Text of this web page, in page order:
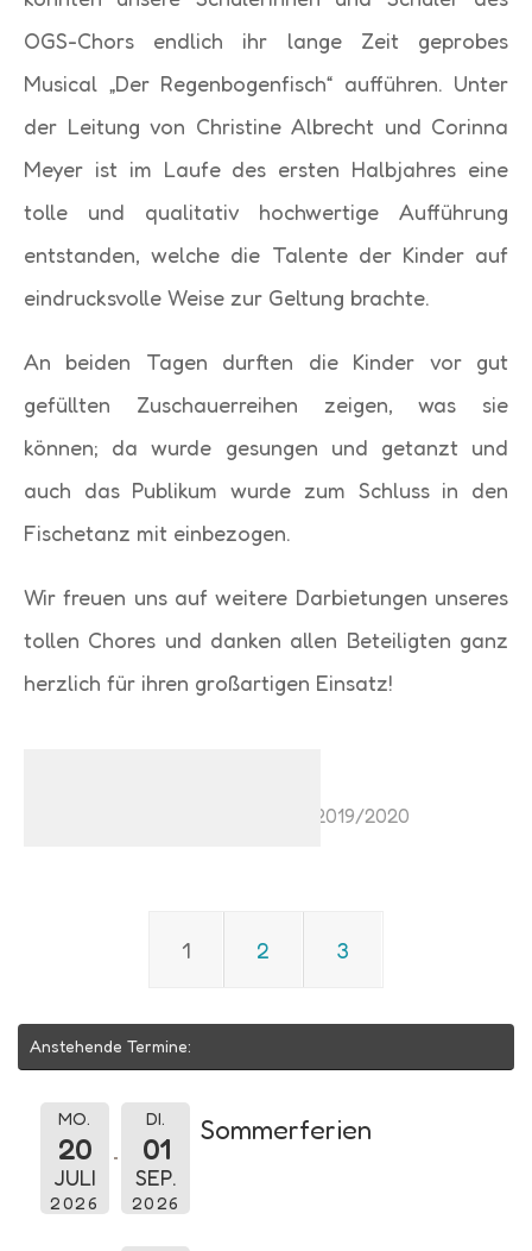
OGS-Chors endlich ihr lange Zeit geprobes
Musical „Der Regenbogenfisch“ aufführen. Unter
der Leitung von Christine Albrecht und Corinna
Meyer ist im Laufe des ersten Halbjahres eine
tolle und qualitativ hochwertige Aufführung
entstanden, welche die Talente der Kinder auf
eindrucksvolle Weise zur Geltung brachte.
An beiden Tagen durften die Kinder vor gut
gefüllten Zuschauerreihen zeigen, was sie
können; da wurde gesungen und getanzt und
auch das Publikum wurde zum Schluss in den
Fischetanz mit einbezogen.
Wir freuen uns auf weitere Darbietungen unseres
tollen Chores und danken allen Beteiligten ganz
herzlich für ihren großartigen Einsatz!
Schuljahr 2019/2020
1 2 3
Anstehende Termine:
MO.
20
JULI
2026
DI.
01
SEP.
2026
Sommerferien